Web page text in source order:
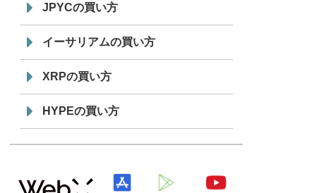
JPYCの買い方
イーサリアムの買い方
XRPの買い方
HYPEの買い方